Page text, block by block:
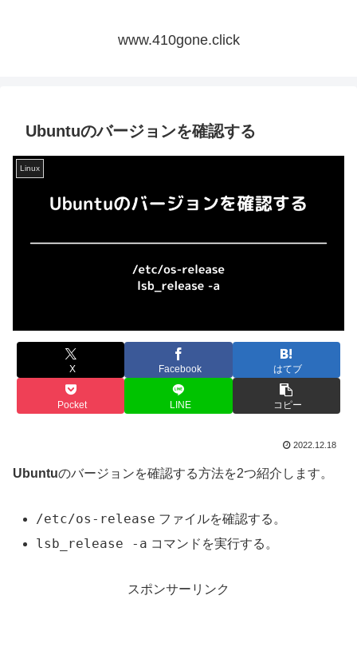
www.410gone.click
Ubuntuのバージョンを確認する
Linux
X Facebook はてブ
Pocket LINE コピー
2022.12.18
Ubuntuのバージョンを確認する方法を2つ紹介します。
/etc/os-release ファイルを確認する。
lsb_release -a コマンドを実行する。
スポンサーリンク